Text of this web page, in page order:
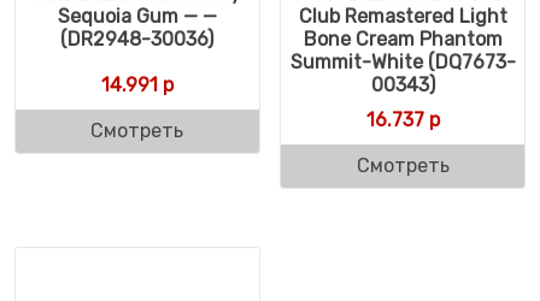
Sequoia Gum — —
(DR2948-30036)
14.991р
Смотреть
Club Remastered Light
Bone Cream Phantom
Summit-White (DQ7673-
00343)
16.737р
Смотреть